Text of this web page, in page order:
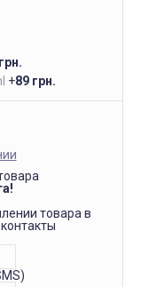
+89 грн.
товара в